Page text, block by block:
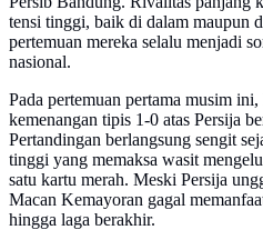
tensi tinggi, baik di dalam maupun
pertemuan mereka selalu menjadi
nasional.
Pada pertemuan pertama musim
kemenangan tipis 1-0 atas Persija
Pertandingan berlangsung sengit
tinggi yang memaksa wasit
satu kartu merah. Meski Persija
Macan Kemayoran gagal
hingga laga berakhir.